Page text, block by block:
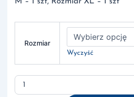
Rozmiar
Wyczyść
ilość
Elastyczny